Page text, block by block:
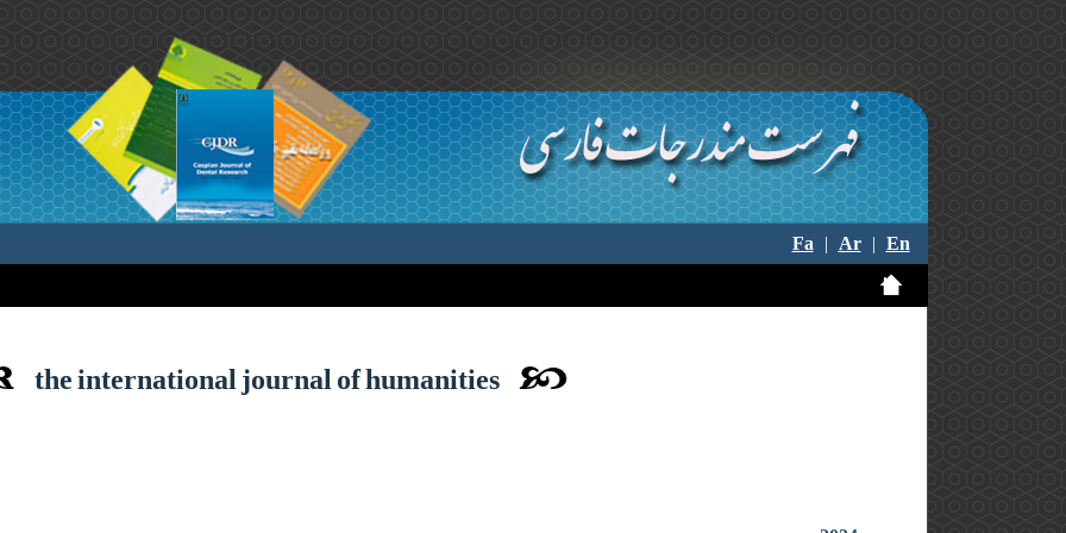
Fa|Ar|En
the international journal of humanities